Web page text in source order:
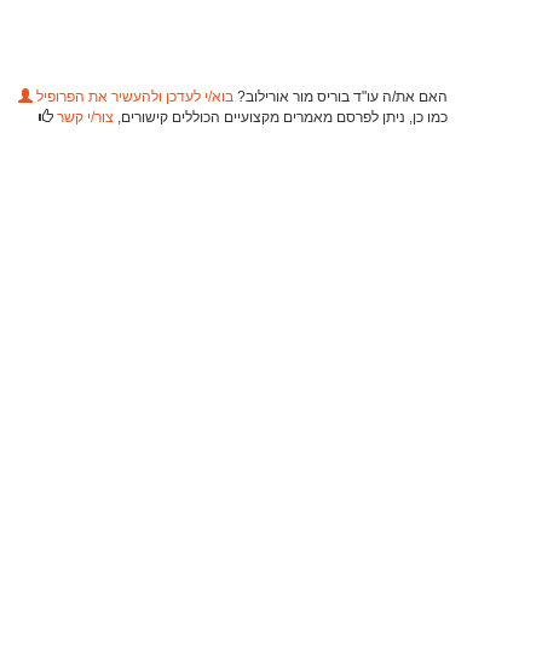
האם את/ה עו"ד בוריס מור אורילוב? בוא/י לעדכן ולהעשיר את הפרופיל
כמו כן, ניתן לפרסם מאמרים מקצועיים הכוללים קישורים, צור/י קשר